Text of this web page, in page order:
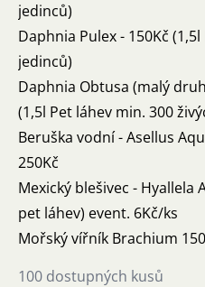
jedinců)
Daphnia Pulex - 150Kč
jedinců)
Daphnia Obtusa (malý
(1,5l Pet láhev min. 300
Beruška vodní - Asellus
250Kč
Mexický blešivec - Hyallela
pet láhev) event. 6Kč/ks
Mořský vířník Brachium
100 dostupných kusů